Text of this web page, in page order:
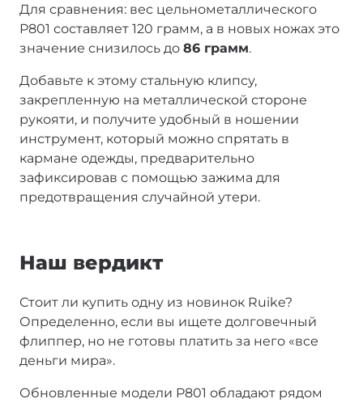
Для сравнения: вес цельнометаллического
P801 составляет 120 грамм, а в новых ножах это
значение снизилось до 86 грамм.
Добавьте к этому стальную клипсу,
закрепленную на металлической стороне
рукояти, и получите удобный в ношении
инструмент, который можно спрятать в
кармане одежды, предварительно
зафиксировав с помощью зажима для
предотвращения случайной утери.
Наш вердикт
Стоит ли купить одну из новинок Ruike?
Определенно, если вы ищете долговечный
флиппер, но не готовы платить за него «все
деньги мира».
Обновленные модели P801 обладают рядом